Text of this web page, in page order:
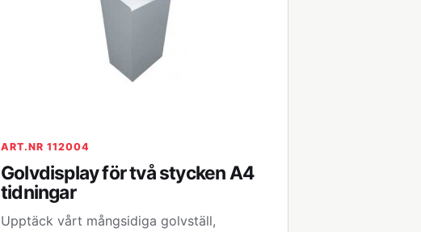
ART.NR 112004
Golvdisplay för två stycken A4
tidningar
Upptäck vårt mångsidiga golvställ,